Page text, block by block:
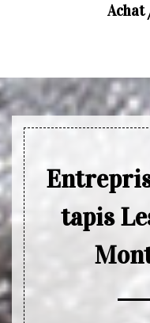
Achat
tapis